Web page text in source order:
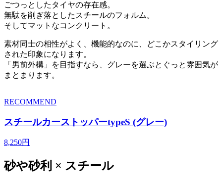
ごつっとしたタイヤの存在感。
無駄を削ぎ落としたスチールのフォルム。
そしてマットなコンクリート。
素材同士の相性がよく、機能的なのに、どこかスタイリング
された印象になります。
「男前外構」を目指すなら、グレーを選ぶとぐっと雰囲気が
まとまります。
RECOMMEND
スチールカーストッパーtypeS (グレー)
8,250円
砂や砂利 × スチール